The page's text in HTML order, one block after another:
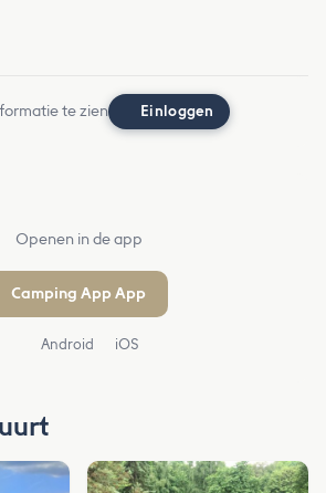
te zien Einloggen
Openen in de app
Camping App App
Android iOS